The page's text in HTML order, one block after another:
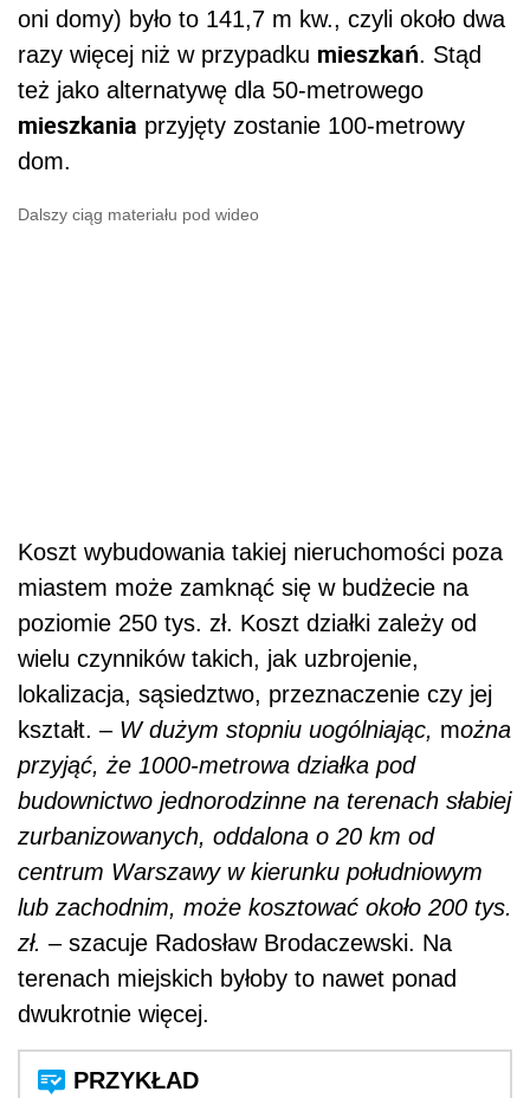
oni domy) było to 141,7 m kw., czyli około dwa
razy więcej niż w przypadku mieszkań. Stąd
też jako alternatywę dla 50-metrowego
mieszkania przyjęty zostanie 100-metrowy
dom.
Dalszy ciąg materiału pod wideo
Koszt wybudowania takiej nieruchomości poza
miastem może zamknąć się w budżecie na
poziomie 250 tys. zł. Koszt działki zależy od
wielu czynników takich, jak uzbrojenie,
lokalizacja, sąsiedztwo, przeznaczenie czy jej
kształt. – W dużym stopniu uogólniając, można
przyjąć, że 1000-metrowa działka pod
budownictwo jednorodzinne na terenach słabiej
zurbanizowanych, oddalona o 20 km od
centrum Warszawy w kierunku południowym
lub zachodnim, może kosztować około 200 tys.
zł. – szacuje Radosław Brodaczewski. Na
terenach miejskich byłoby to nawet ponad
dwukrotnie więcej.